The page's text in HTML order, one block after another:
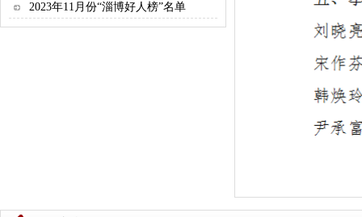
2023年11月份“淄博好人榜”名单